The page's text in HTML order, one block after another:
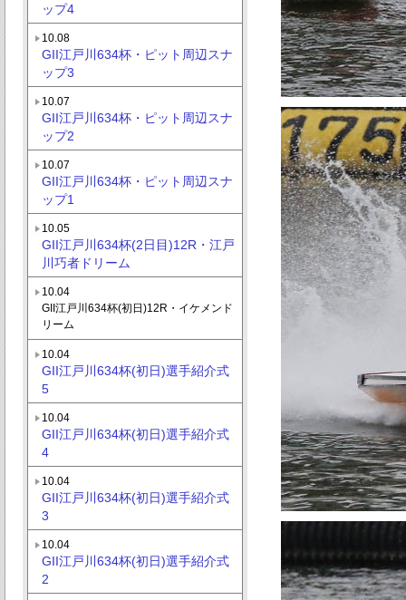
ップ4
10.08
GII江戸川634杯・ピット周辺スナ
ップ3
10.07
GII江戸川634杯・ピット周辺スナ
ップ2
10.07
GII江戸川634杯・ピット周辺スナ
ップ1
10.05
GII江戸川634杯(2日目)12R・江戸
川巧者ドリーム
10.04
GII江戸川634杯(初日)12R・イケメンド
リーム
10.04
GII江戸川634杯(初日)選手紹介式
5
10.04
GII江戸川634杯(初日)選手紹介式
4
10.04
GII江戸川634杯(初日)選手紹介式
3
10.04
GII江戸川634杯(初日)選手紹介式
2